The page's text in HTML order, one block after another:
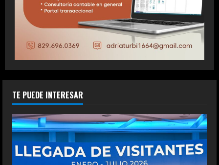
TE PUEDE INTERESAR